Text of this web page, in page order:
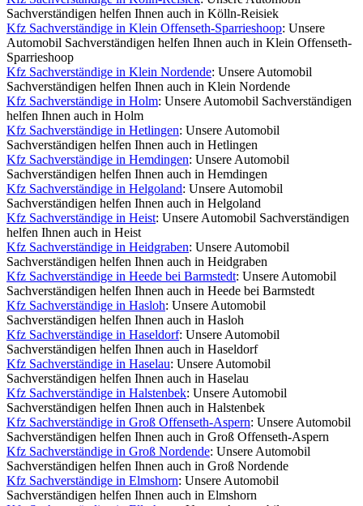
Sachverständigen helfen Ihnen auch in Kölln-Reisiek
Kfz Sachverständige in Klein Offenseth-Sparrieshoop: Unsere
Automobil Sachverständigen helfen Ihnen auch in Klein Offenseth-
Sparrieshoop
Kfz Sachverständige in Klein Nordende: Unsere Automobil
Sachverständigen helfen Ihnen auch in Klein Nordende
Kfz Sachverständige in Holm: Unsere Automobil Sachverständigen
helfen Ihnen auch in Holm
Kfz Sachverständige in Hetlingen: Unsere Automobil
Sachverständigen helfen Ihnen auch in Hetlingen
Kfz Sachverständige in Hemdingen: Unsere Automobil
Sachverständigen helfen Ihnen auch in Hemdingen
Kfz Sachverständige in Helgoland: Unsere Automobil
Sachverständigen helfen Ihnen auch in Helgoland
Kfz Sachverständige in Heist: Unsere Automobil Sachverständigen
helfen Ihnen auch in Heist
Kfz Sachverständige in Heidgraben: Unsere Automobil
Sachverständigen helfen Ihnen auch in Heidgraben
Kfz Sachverständige in Heede bei Barmstedt: Unsere Automobil
Sachverständigen helfen Ihnen auch in Heede bei Barmstedt
Kfz Sachverständige in Hasloh: Unsere Automobil
Sachverständigen helfen Ihnen auch in Hasloh
Kfz Sachverständige in Haseldorf: Unsere Automobil
Sachverständigen helfen Ihnen auch in Haseldorf
Kfz Sachverständige in Haselau: Unsere Automobil
Sachverständigen helfen Ihnen auch in Haselau
Kfz Sachverständige in Halstenbek: Unsere Automobil
Sachverständigen helfen Ihnen auch in Halstenbek
Kfz Sachverständige in Groß Offenseth-Aspern: Unsere Automobil
Sachverständigen helfen Ihnen auch in Groß Offenseth-Aspern
Kfz Sachverständige in Groß Nordende: Unsere Automobil
Sachverständigen helfen Ihnen auch in Groß Nordende
Kfz Sachverständige in Elmshorn: Unsere Automobil
Sachverständigen helfen Ihnen auch in Elmshorn